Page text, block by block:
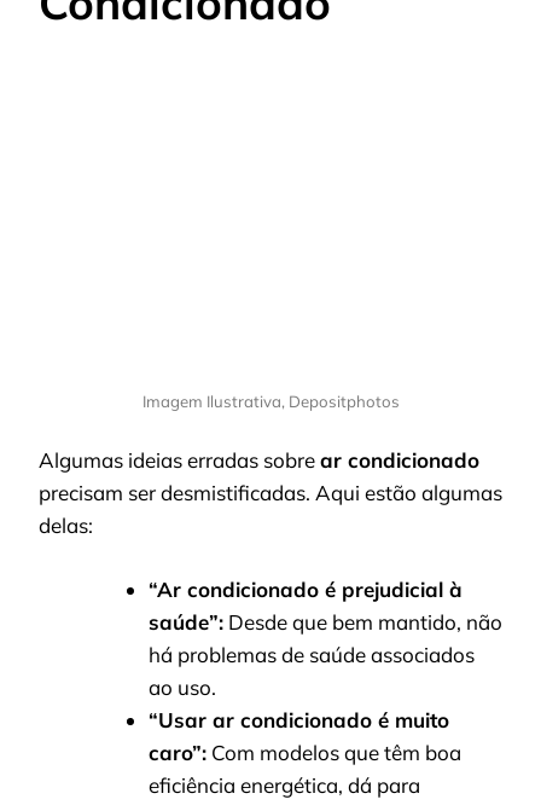
Imagem Ilustrativa, Depositphotos
Algumas ideias erradas sobrear condicionado
precisam ser desmistificadas. Aqui estão algumas
delas:
“Ar condicionado é prejudicial à
saúde”: Desde que bem mantido, não
há problemas de saúde associados
ao uso.
“Usar ar condicionado é muito
caro”: Com modelos que têm boa
eficiência energética, dá para